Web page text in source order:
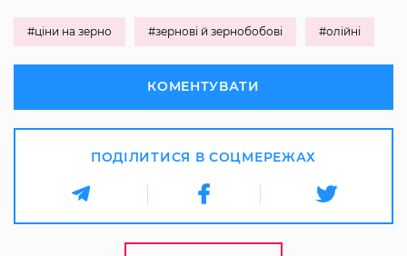
#ціни на зерно #зернові й зернобобові #олійні
КОМЕНТУВАТИ
ПОДІЛИТИСЯ В СОЦМЕРЕЖАХ